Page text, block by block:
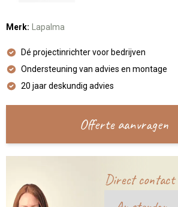
Merk: Lapalma
Dé projectinrichter voor bedrijven
Ondersteuning van advies en montage
20 jaar deskundig advies
Offerte aanvragen
Direct contact